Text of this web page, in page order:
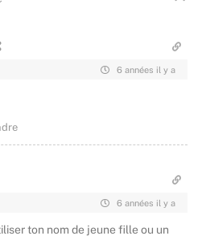
6 années il y a
6 années il y a
ton nom de jeune fille ou un